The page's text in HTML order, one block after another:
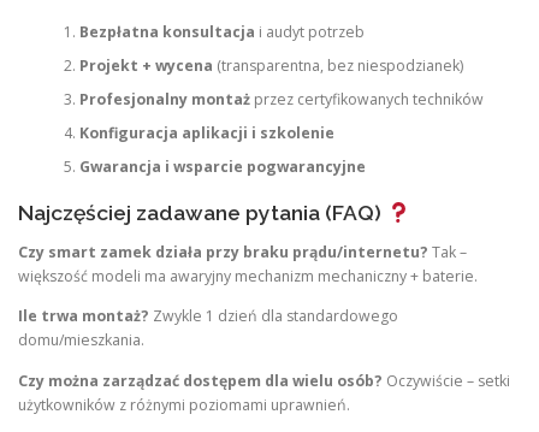
Bezpłatna konsultacja i audyt potrzeb
Projekt + wycena (transparentna, bez niespodzianek)
Profesjonalny montażprzez certyfikowanych techników
Konfiguracja aplikacji i szkolenie
Gwarancja i wsparcie pogwarancyjne
Najczęściej zadawane pytania (FAQ)
Czy smart zamek działa przy braku prądu/internetu? Tak –
większość modeli ma awaryjny mechanizm mechaniczny + baterie.
Ile trwa montaż? Zwykle 1 dzień dla standardowego
domu/mieszkania.
Czy można zarządzać dostępem dla wielu osób? Oczywiście – setki
użytkowników z różnymi poziomami uprawnień.